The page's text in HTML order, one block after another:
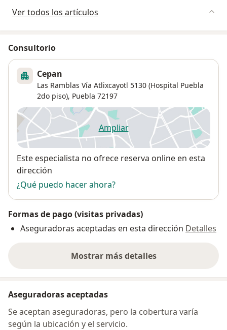
Ver todos los artículos
Consultorio
Cepan
Las Ramblas Vía Atlixcayotl 5130 (Hospital Puebla
2do piso), Puebla 72197
Ampliarse abre en una nueva
Disponibilidad
Este especialista no ofrece reserva online en esta
dirección
¿Qué puedo hacer ahora?
Formas de pago (visitas privadas)
Aseguradoras aceptadas en esta dirección Detalles
Mostrar más detalles
sobre la dirección
Aseguradoras aceptadas
Se aceptan aseguradoras, pero la cobertura varía
según la ubicación y el servicio.